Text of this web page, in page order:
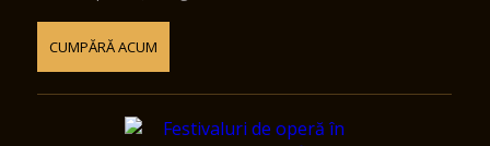
CUMPĂRĂ ACUM